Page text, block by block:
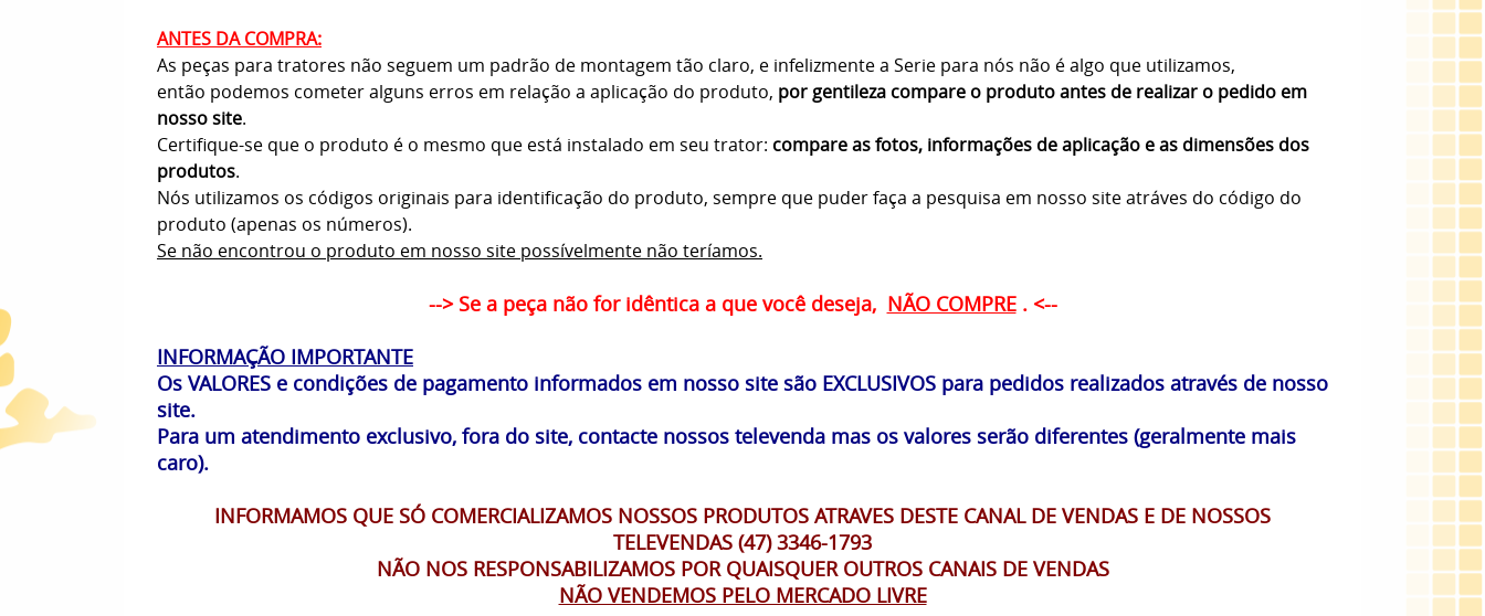
ANTES DA COMPRA:
As peças para tratores não seguem um padrão de montagem tão claro, e infelizmente a Serie para nós não é algo que utilizamos,
então podemos cometer alguns erros em relação a aplicação do produto, por gentileza compare o produto antes de realizar o pedido em
nosso site.
Certifique-se que o produto é o mesmo que está instalado em seu trator: compare as fotos, informações de aplicação e as dimensões dos
produtos.
Nós utilizamos os códigos originais para identificação do produto, sempre que puder faça a pesquisa em nosso site atráves do código do
produto (apenas os números).
Se não encontrou o produto em nosso site possívelmente não teríamos.
--> Se a peça não for idêntica a que você deseja, NÃO COMPRE. <--
INFORMAÇÃO IMPORTANTE
Os VALORES e condições de pagamento informados em nosso site são EXCLUSIVOS para pedidos realizados através de nosso
site.
Para um atendimento exclusivo, fora do site, contacte nossos televenda mas os valores serão diferentes (geralmente mais
caro).
INFORMAMOS QUE SÓ COMERCIALIZAMOS NOSSOS PRODUTOS ATRAVES DESTE CANAL DE VENDAS E DE NOSSOS
TELEVENDAS (47) 3346-1793
NÃO NOS RESPONSABILIZAMOS POR QUAISQUER OUTROS CANAIS DE VENDAS
NÃO VENDEMOS PELO MERCADO LIVRE